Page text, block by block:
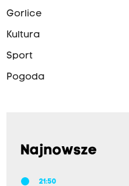
Gorlice
Kultura
Sport
Pogoda
Najnowsze
21:50